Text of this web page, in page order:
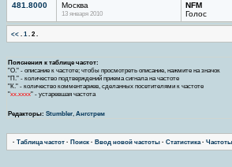
481.8000 Москва
13 января 2010
NFM
Голос
<< . 1. 2.
Пояснения к таблице частот:
"О." - описание к частоте; чтобы просмотреть описание, нажмите на значок
"П." - количество подтверждений приема сигнала на частоте
"К." - количество комментариев, сделанных посетителями к частоте
"хх.хххх" - устаревшая частота
Редакторы: Stumbler, Ангстрем
· Таблица частот · Поиск · Ввод новой частоты · Статистика·